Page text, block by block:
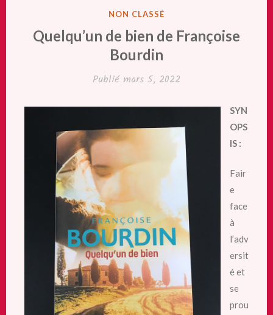
PUBLIÉ
NON CLASSÉ
Quelqu’un de bien de Françoise
Bourdin
Publié mars 5, 2022
SYN
OPS
IS :
Fair
e
face
à
l’adv
ersit
é et
se
prou